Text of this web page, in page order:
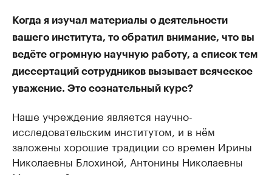
Когда я изучал материалы о деятельности
вашего института, то обратил внимание, что вы
ведёте огромную научную работу, а список тем
диссертаций сотрудников вызывает всяческое
уважение. Это сознательный курс?
Наше учреждение является научно-
исследовательским институтом, и в нём
заложены хорошие традиции со времен Ирины
Николаевны Блохиной, Антонины Николаевны